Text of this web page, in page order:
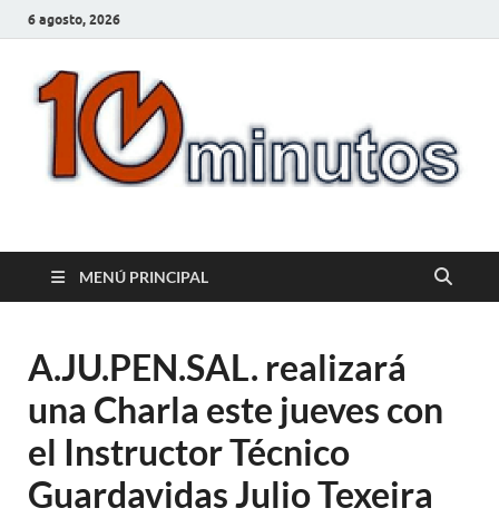
6 agosto, 2026
10minutos.com.uy
MENÚ PRINCIPAL
A.JU.PEN.SAL. realizará
una Charla este jueves con
el Instructor Técnico
Guardavidas Julio Texeira